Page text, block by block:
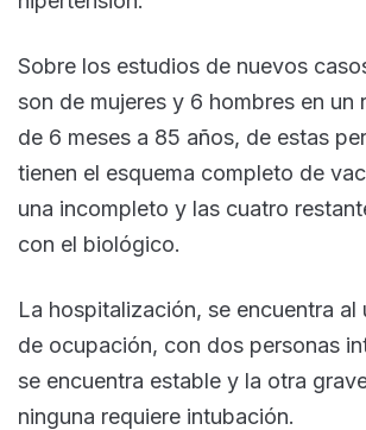
Sobre los estudios de nuevos
son de mujeres y 6 hombres en un
de 6 meses a 85 años, de estas
tienen el esquema completo de
una incompleto y las cuatro
con el biológico.
La hospitalización, se encuentra al
de ocupación, con dos personas
se encuentra estable y la otra
ninguna requiere intubación.